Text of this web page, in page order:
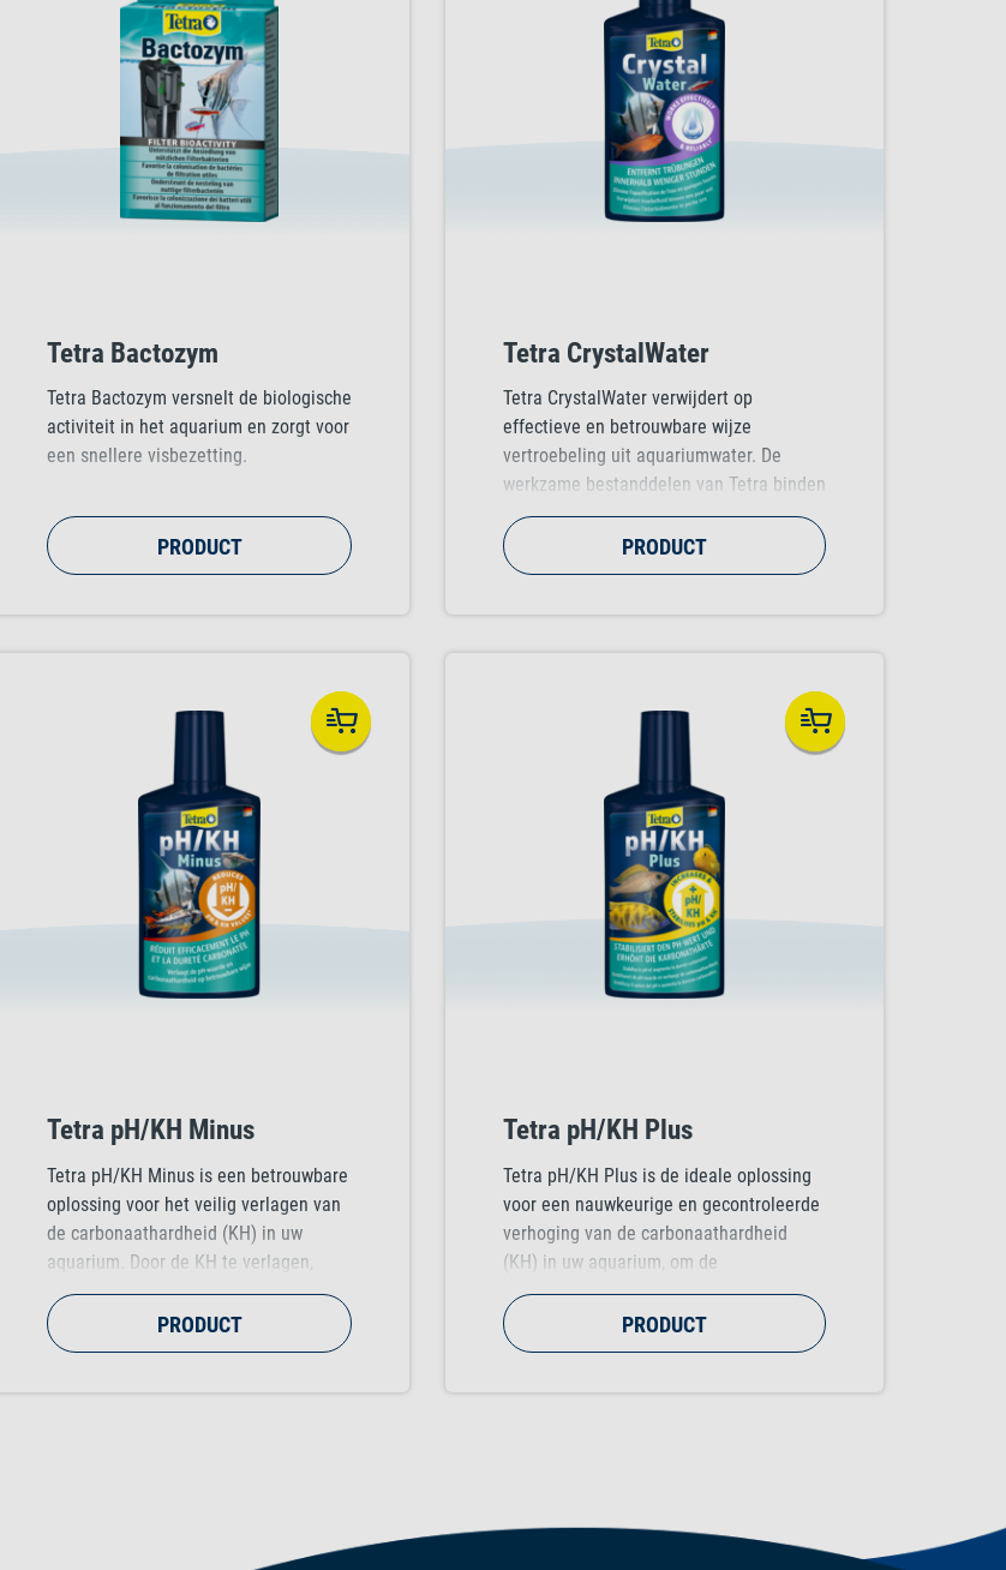
Tetra Bactozym
Tetra Bactozym versnelt de biologische
activiteit in het aquarium en zorgt voor
een snellere visbezetting.
PRODUCT
Tetra CrystalWater
Tetra CrystalWater verwijdert op
effectieve en betrouwbare wijze
vertroebeling uit aquariumwater. De
werkzame bestanddelen van Tetra binden
kleine vuildeeltjes in het water die
vervolgens door uw aquariumfilter
kunnen worden uitgefilterd. De eerste
PRODUCT
Tetra pH/KH Minus
Tetra pH/KH Minus is een betrouwbare
oplossing voor het veilig verlagen van
de carbonaathardheid (KH) in uw
aquarium. Door de KH te verlagen,
daalt ook de pH-waarde automatisch,
waardoor optimale waterparameters
voor bepaalde vissoorten worden
PRODUCT
Tetra pH/KH Plus
Tetra pH/KH Plus is de ideale oplossing
voor een nauwkeurige en gecontroleerde
verhoging van de carbonaathardheid
(KH) in uw aquarium, om de
leefomstandigheden voor bepaalde
vissoorten te verbeteren. Dit product
houdt niet alleen de pH-waarde op peil,
PRODUCT